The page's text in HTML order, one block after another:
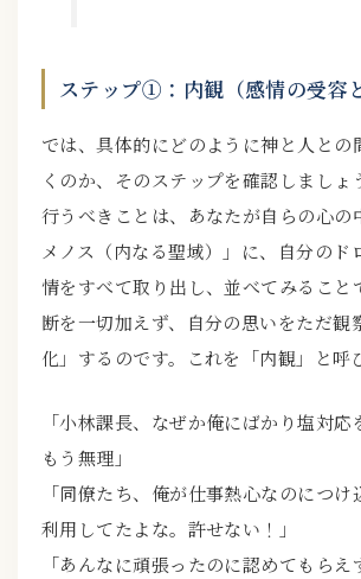
ステップ①：内観（感情の受容
では、具体的にどのように神と人との
くのか、そのステップを確認しましょ
行うべきことは、あなたが自らの心の
メノス（内なる聖域）」に、自分のド
情をすべて取り出し、並べてみること
断を一切加えず、自分の思いをただ観
化」するのです。これを「内観」と呼
「小林課長、なぜか俺にばかり塩対応
もう無理」
「同僚たち、俺が仕事熱心なのにつけ
利用してたよな。許せない！」
「あんなに頑張ったのに認めてもらえ